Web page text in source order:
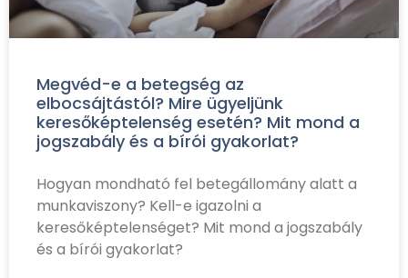
Megvéd-e a betegség az
elbocsájtástól? Mire ügyeljünk
keresőképtelenség esetén? Mit mond a
jogszabály és a bírói gyakorlat?
Hogyan mondható fel betegállomány alatt a
munkaviszony? Kell-e igazolni a
keresőképtelenséget? Mit mond a jogszabály
és a bírói gyakorlat?